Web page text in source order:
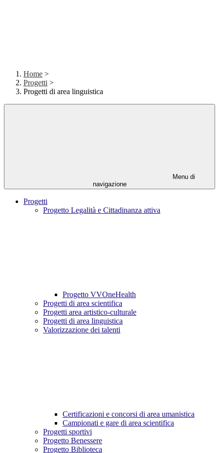
Home >
Progetti >
Progetti di area linguistica
Menu di
navigazione
Progetti
Progetto Legalità e Cittadinanza attiva
Progetto VVOneHealth
Progetti di area scientifica
Progetti area artistico-culturale
Progetti di area linguistica
Valorizzazione dei talenti
Certificazioni e concorsi di area umanistica
Campionati e gare di area scientifica
Progetti sportivi
Progetto Benessere
Progetto Biblioteca